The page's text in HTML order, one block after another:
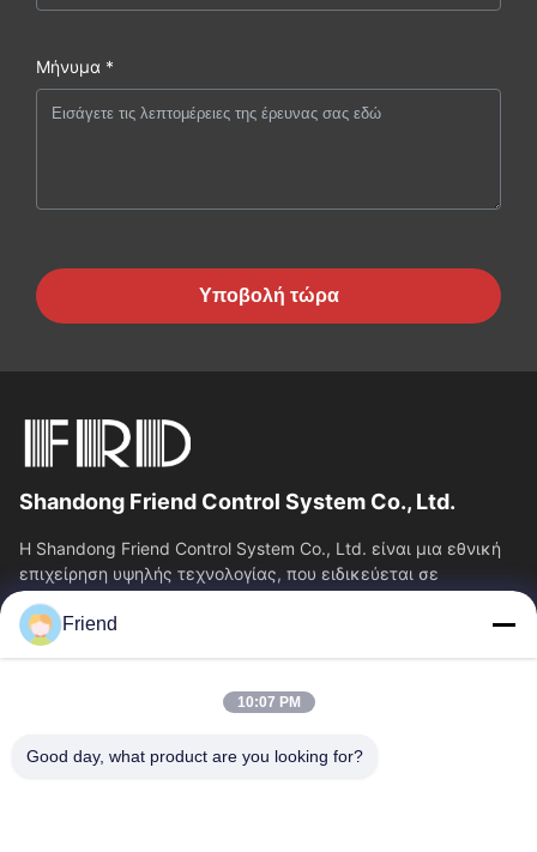
Μήνυμα *
Υποβολή τώρα
Shandong Friend Control System Co., Ltd.
Η Shandong Friend Control System Co., Ltd. είναι μια εθνική
επιχείρηση υψηλής τεχνολογίας, που ειδικεύεται σε
υπηρεσίες Ε&Α οργάνων, κατασκευής...
Γρήγορες Συνδέσεις
Σχετικά Με Εμάς
Γύρος Εργοστασίων
Ποιοτικός Έλεγχος
Friend
10:07 PM
Good day, what product are you looking for?